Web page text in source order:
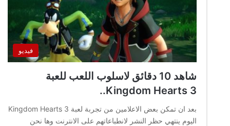
فيديو
شاهد 10 دقائق لاسلوب اللعب للعبة
Kingdom Hearts 3..
بعد ان تمكن بعض الاعلامين من تجربة لعبة Kingdom Hearts 3
اليوم ينتهي حظر النشر لانطباعاتهم على الانترنت وها نحن